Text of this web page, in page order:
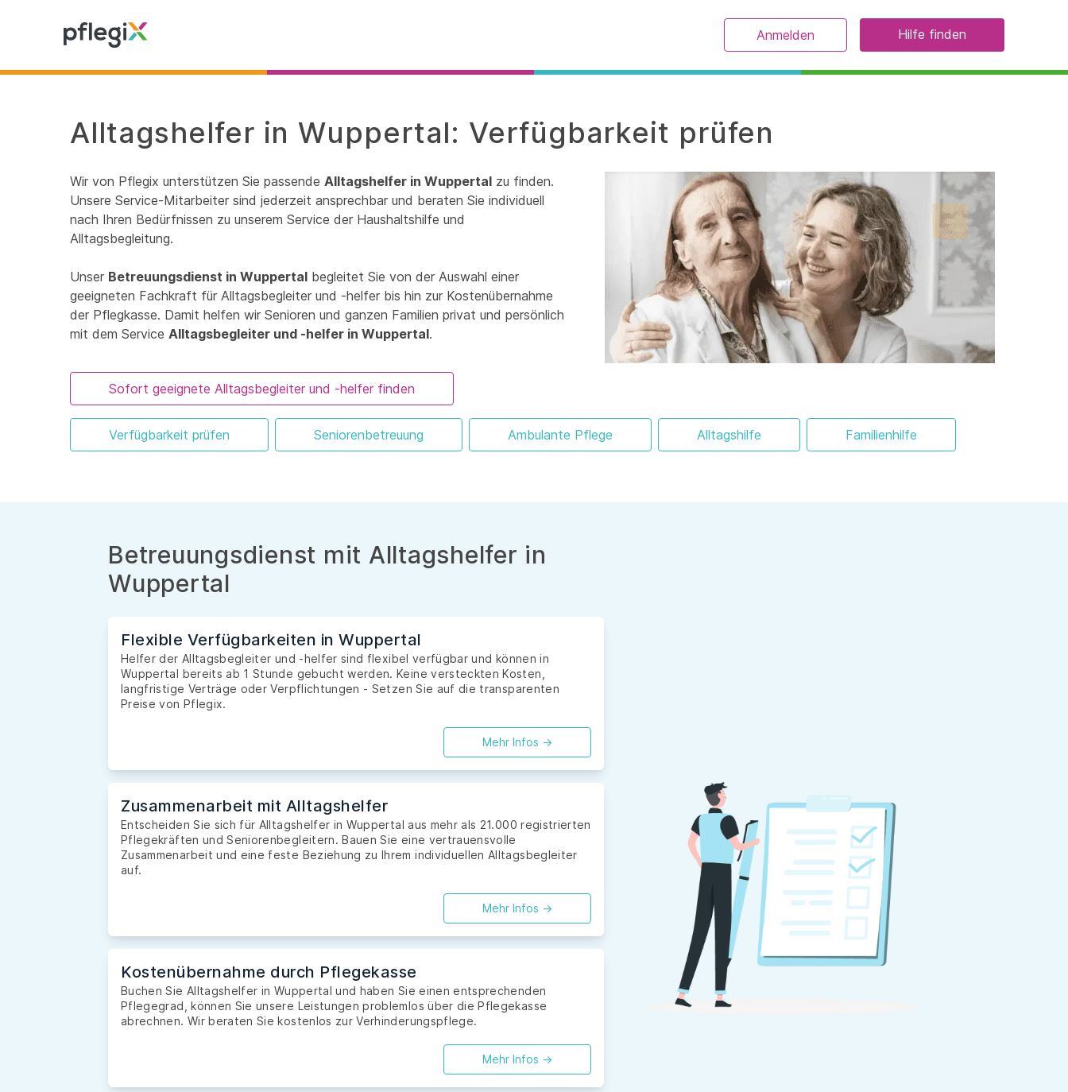
Anmelden Hilfe finden
Alltagshelfer in Wuppertal: Verfügbarkeit prüfen
Wir von Pflegix unterstützen Sie passende Alltagshelfer in Wuppertal zu finden.
Unsere Service-Mitarbeiter sind jederzeit ansprechbar und beraten Sie individuell
nach Ihren Bedürfnissen zu unserem Service der Haushaltshilfe und
Alltagsbegleitung.
Unser Betreuungsdienst in Wuppertal begleitet Sie von der Auswahl einer
geeigneten Fachkraft für Alltagsbegleiter und -helfer bis hin zur Kostenübernahme
der Pflegkasse. Damit helfen wir Senioren und ganzen Familien privat und persönlich
mit dem Service Alltagsbegleiter und -helfer in Wuppertal.
Sofort geeignete Alltagsbegleiter und -helfer finden
Verfügbarkeit prüfen Seniorenbetreuung Ambulante Pflege Alltagshilfe Familienhilfe
Betreuungsdienst mit Alltagshelfer in
Wuppertal
Flexible Verfügbarkeiten in Wuppertal
Helfer der Alltagsbegleiter und -helfer sind flexibel verfügbar und können in
Wuppertal bereits ab 1 Stunde gebucht werden. Keine versteckten Kosten,
langfristige Verträge oder Verpflichtungen - Setzen Sie auf die transparenten
Preise von Pflegix.
Mehr Infos ->
Zusammenarbeit mit Alltagshelfer
Entscheiden Sie sich für Alltagshelfer in Wuppertal aus mehr als 21.000 registrierten
Pflegekräften und Seniorenbegleitern. Bauen Sie eine vertrauensvolle
Zusammenarbeit und eine feste Beziehung zu Ihrem individuellen Alltagsbegleiter
auf.
Mehr Infos ->
Kostenübernahme durch Pflegekasse
Buchen Sie Alltagshelfer in Wuppertal und haben Sie einen entsprechenden
Pflegegrad, können Sie unsere Leistungen problemlos über die Pflegekasse
abrechnen. Wir beraten Sie kostenlos zur Verhinderungspflege.
Mehr Infos ->